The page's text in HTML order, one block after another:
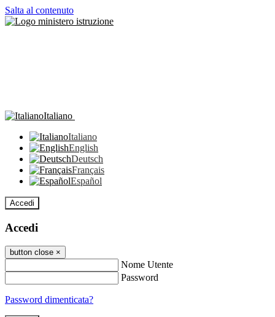
Salta al contenuto
Italiano
Italiano
English
Deutsch
Français
Español
Accedi
Accedi
button close ×
Nome Utente
Password
Password dimenticata?